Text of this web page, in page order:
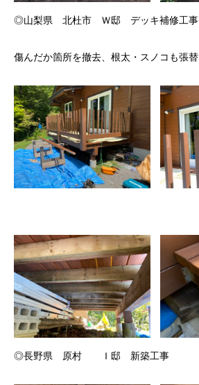
◎山梨県 北杜市 Ｗ邸 デッキ補修工事
傷んだか箇所を撤去、根太・スノコも張替
◎長野県 原村 Ｉ邸 新築工事